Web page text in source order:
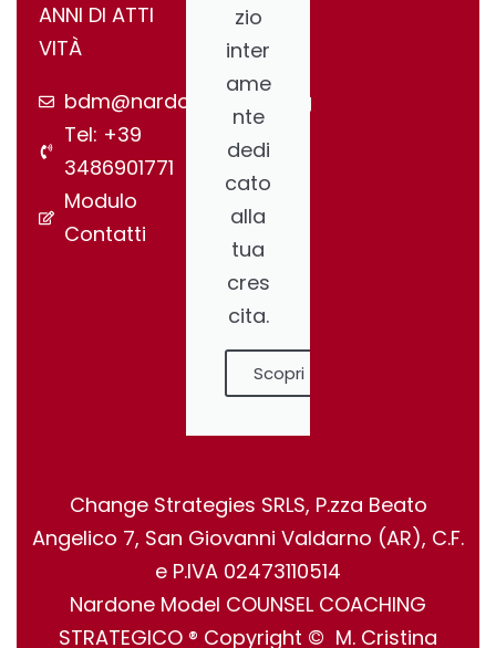
ANNI DI ATTI
VITÀ
bdm@nardonegroup.org
Tel: +39
3486901771
Modulo
Contatti
zio
inter
ame
nte
dedi
cato
alla
tua
cres
cita.
Scopri
Change Strategies SRLS, P.zza Beato
Angelico 7, San Giovanni Valdarno (AR), C.F.
e P.IVA 02473110514
Nardone Model COUNSEL COACHING
STRATEGICO ® Copyright © M. Cristina